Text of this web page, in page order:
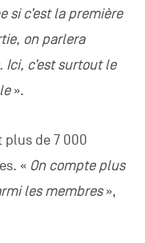
si c’est la première
on parlera
c’est surtout le
».
plus de 7 000
« On compte plus
les membres»,